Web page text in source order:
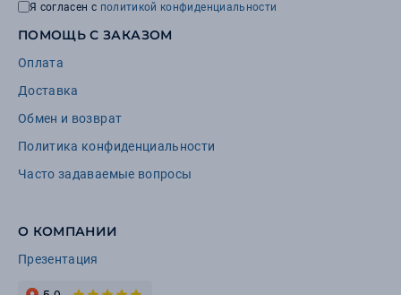
Я согласен с политикой конфиденциальности
ПОМОЩЬ С ЗАКАЗОМ
Оплата
Доставка
Обмен и возврат
Политика конфиденциальности
Часто задаваемые вопросы
О КОМПАНИИ
Презентация